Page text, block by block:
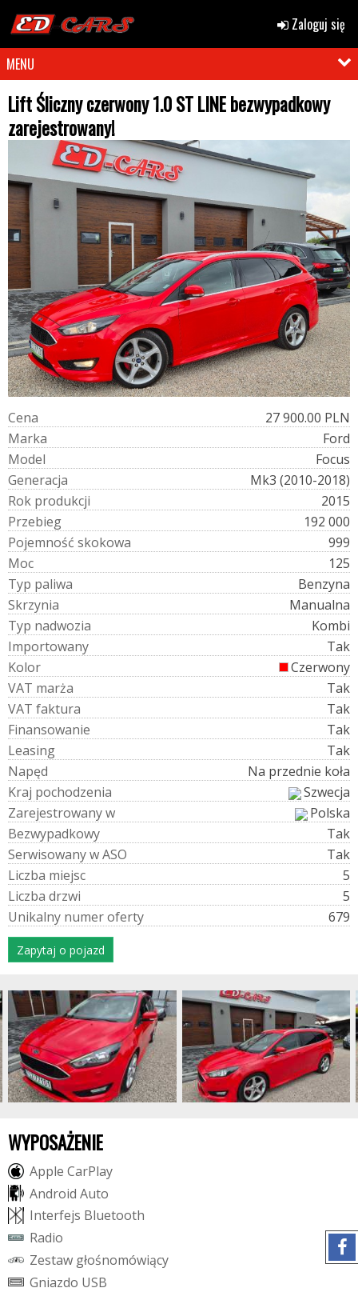
Zaloguj się
MENU
Lift Śliczny czerwony 1.0 ST LINE bezwypadkowy
zarejestrowany!
Cena
27 900.00 PLN
Marka
Ford
Model
Focus
Generacja
Mk3 (2010-2018)
Rok produkcji
2015
Przebieg
192 000
Pojemność skokowa
999
Moc
125
Typ paliwa
Benzyna
Skrzynia
Manualna
Typ nadwozia
Kombi
Importowany
Tak
Kolor
Czerwony
VAT marża
Tak
VAT faktura
Tak
Finansowanie
Tak
Leasing
Tak
Napęd
Na przednie koła
Kraj pochodzenia
Szwecja
Zarejestrowanyw
Polska
Bezwypadkowy
Tak
SerwisowanywASO
Tak
Liczba miejsc
5
Liczba drzwi
5
Unikalny numeroferty 679
Zapytaj o pojazd
WYPOSAŻENIE
Apple CarPlay
Android Auto
Interfejs Bluetooth
Radio
Zestaw głośnomówiący
Gniazdo USB